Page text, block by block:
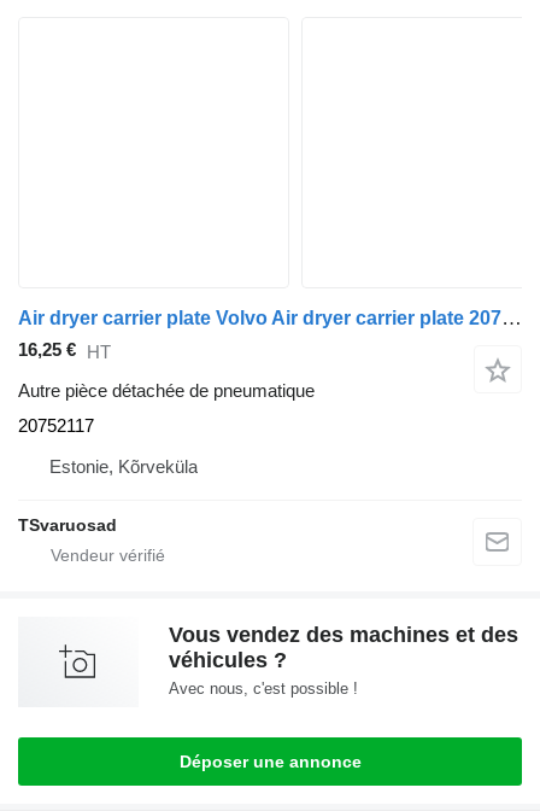
Air dryer carrier plate Volvo Air dryer carrier plate 20752117 pour tracteur routier Volvo FL240
16,25 € HT
Autre pièce détachée de pneumatique
20752117
Estonie, Kõrveküla
TSvaruosad
Vous vendez des machines et des
véhicules ?
Avec nous, c'est possible !
Déposer une annonce